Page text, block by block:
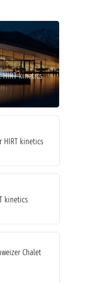
HIRT kinetics
HIRT kinetics
kinetics
Chalet